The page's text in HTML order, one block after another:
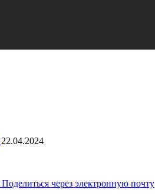
22.04.2024
Поделиться через электронную почту